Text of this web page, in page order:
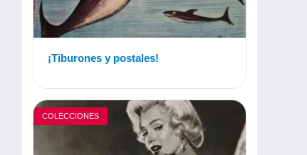
¡Tiburones y postales!
COLECCIONES